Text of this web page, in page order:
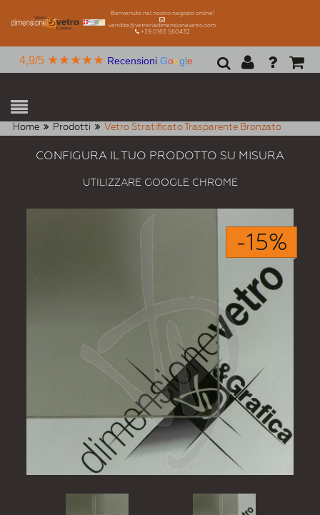
Benvenuto nel nostro negozio online!
vendite@vetreriadimensionevetro.com
+39 0163 560432
4,9/5 ★★★★★ Recensioni Google
Home Prodotti Vetro Stratificato Trasparente Bronzato
CONFIGURA IL TUO PRODOTTO SU MISURA
UTILIZZARE GOOGLE CHROME
-15%